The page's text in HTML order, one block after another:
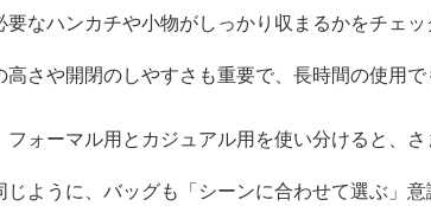
要なハンカチや小物がしっかり収まるかをチェッ
高さや開閉のしやすさも重要で、長時間の使用
フォーマル用とカジュアル用を使い分けると、さ
じように、バッグも「シーンに合わせて選ぶ」